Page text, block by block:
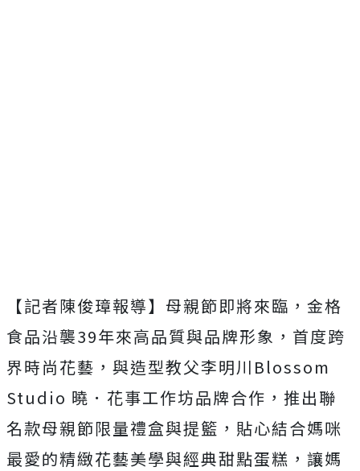
【記者陳俊璋報導】母親節即將來臨，金格
食品沿襲39年來高品質與品牌形象，首度跨
界時尚花藝，與造型教父李明川Blossom
Studio 曉．花事工作坊品牌合作，推出聯
名款母親節限量禮盒與提籃，貼心結合媽咪
最愛的精緻花藝美學與經典甜點蛋糕，讓媽